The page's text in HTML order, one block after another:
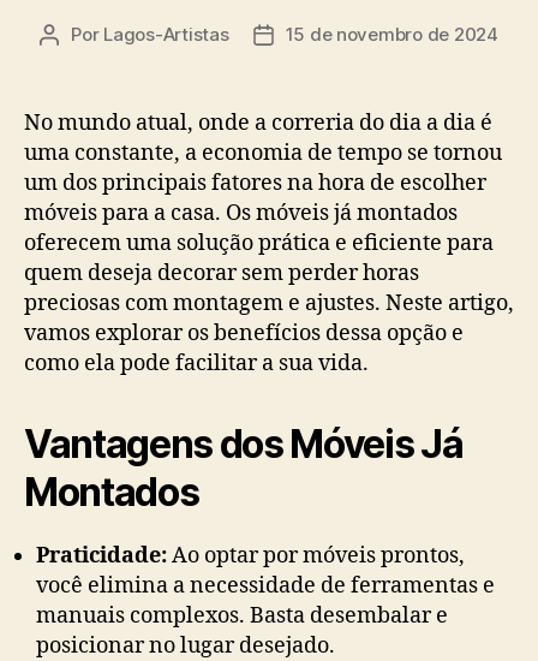
Autor
Por Lagos-Artistas
Data15 de novembro de 2024
No mundo atual, onde a correria do dia a dia é
uma constante, a economia de tempo se tornou
um dos principais fatores na hora de escolher
móveis para a casa. Os móveis já montados
oferecem uma solução prática e eficiente para
quem deseja decorar sem perder horas
preciosas com montagem e ajustes. Neste artigo,
vamos explorar os benefícios dessa opção e
como ela pode facilitar a sua vida.
Vantagens dos Móveis Já
Montados
Praticidade:Ao optar por móveis prontos,
você elimina a necessidade de ferramentas e
manuais complexos. Basta desembalar e
posicionar no lugar desejado.